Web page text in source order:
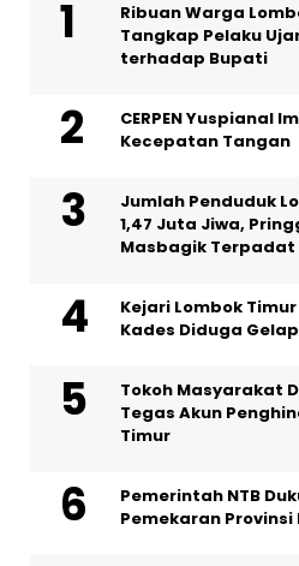
Ribuan Warga
Tangkap Pelaku
terhadap Bupati
CERPEN Yuspianal
Kecepatan Tangan
Jumlah Penduduk
1,47 Juta Jiwa,
Masbagik Terpadat
Kejari Lombok
Kades Diduga
Tokoh Masyarakat
Tegas Akun
Timur
Pemerintah NTB
Pemekaran Provinsi